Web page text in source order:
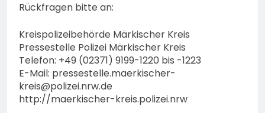
Rückfragen bitte an:
Kreispolizeibehörde Märkischer Kreis
Pressestelle Polizei Märkischer Kreis
Telefon: +49 (02371) 9199-1220 bis -1223
E-Mail: pressestelle.maerkischer-
kreis@polizei.nrw.de
http://maerkischer-kreis.polizei.nrw